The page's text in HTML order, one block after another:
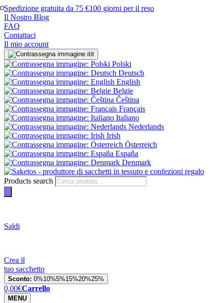
Spedizione gratuita da 75 €100 giorni per il reso
Il Nostro Blog
FAQ
Contattaci
Il mio account
it
Polski
Deutsch
English
Belgie
Čeština
Français
Italiano
Nederlands
Irish
Österreich
España
Denmark
Products search
Saldi
Crea il
tuo sacchetto
Sconto: 0%10%5%15%20%25%
0,00€Carrello
MENU